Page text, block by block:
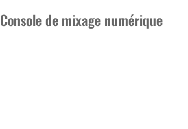
Console de mixage numérique